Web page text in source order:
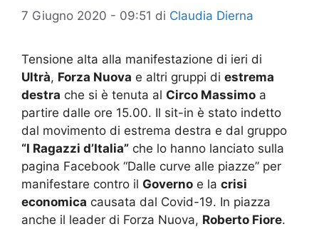
7 Giugno 2020 - 09:51 di Claudia Dierna
Tensione alta alla manifestazione di ieri di
Ultrà, Forza Nuova e altri gruppi di estrema
destra che si è tenuta al Circo Massimo a
partire dalle ore 15.00. Il sit-in è stato indetto
dal movimento di estrema destra e dal gruppo
“I Ragazzi d’Italia” che lo hanno lanciato sulla
pagina Facebook “Dalle curve alle piazze” per
manifestare contro il Governo e la crisi
economica causata dal Covid-19. In piazza
anche il leader di Forza Nuova, Roberto Fiore.